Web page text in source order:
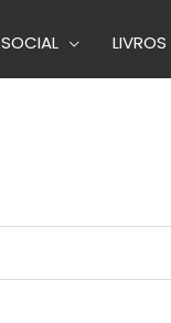
SOCIAL LIVROS